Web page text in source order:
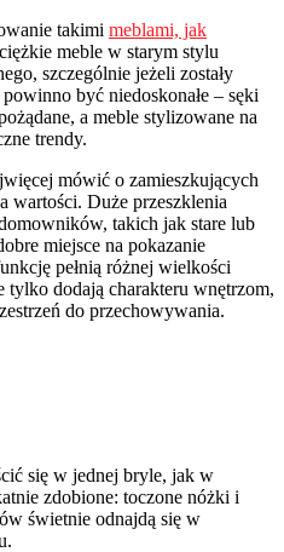
takimi meblami, jak
meble w starym stylu
szczególnie jeżeli zostały
być niedoskonałe – sęki
a meble stylizowane na
trendy.
mówić o zamieszkujących
wartości. Duże przeszklenia
takich jak stare lub
miejsce na pokazanie
pełnią różnej wielkości
tylko dodają charakteru wnętrzom,
do przechowywania.
się w jednej bryle, jak w
zdobione: toczone nóżki i
świetnie odnajdą się w